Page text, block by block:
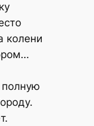
колени
полную